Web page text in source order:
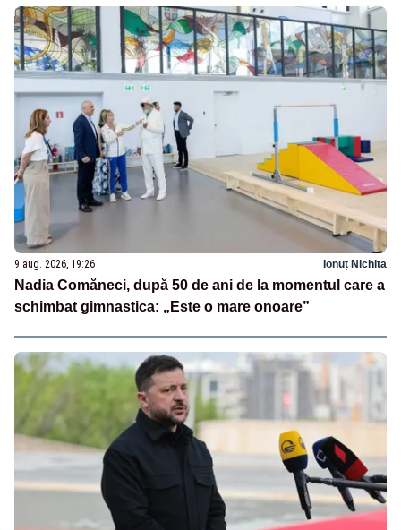
9 aug. 2026, 19:26 Ionuț Nichita
Nadia Comăneci, după 50 de ani de la momentul care a
schimbat gimnastica: „Este o mare onoare”